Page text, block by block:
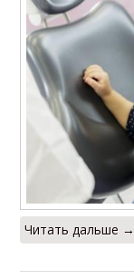
Читать дальше →